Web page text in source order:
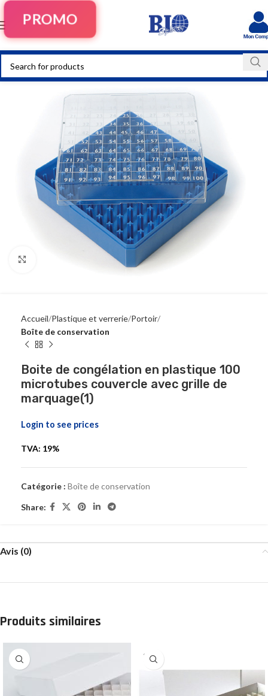
PROMO
Accueil Plastique et verrerie Portoir
Boîte de conservation
Boite de congélation en plastique 100
microtubes couvercle avec grille de
marquage(1)
Login to see prices
TVA: 19%
Catégorie : Boîte de conservation
Share:
Avis (0)
Produits similaires
SOLD
OUT